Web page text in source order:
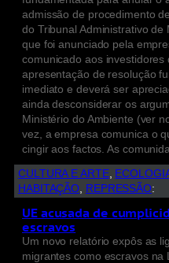
admissão de procedimento
do Tribunal Administrativo
que foi anunciado pela
comunicado aos investidores
apresentação de resolução
imediato e deverá ser
ainda desconsiderar os
Ministério do Ambiente (ver
vez, a empresa comunica o
cingir aos factos. As
CULTURA E ARTE,
HABITAÇÃO
REPRESSÃO:
UE acusada de
escravos
Um novo relatório expôs as
migrantes como escravos